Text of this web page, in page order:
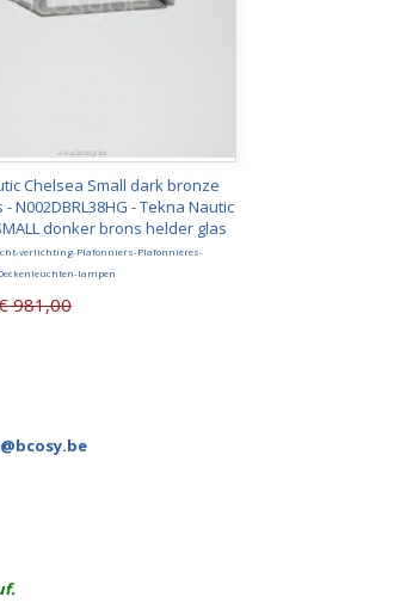
Chelsea Small dark bronze
N002DBRL38HG - Tekna Nautic
donker brons helder glas
verlichting-Plafonniers-Plafonnières-
lampen
981,00